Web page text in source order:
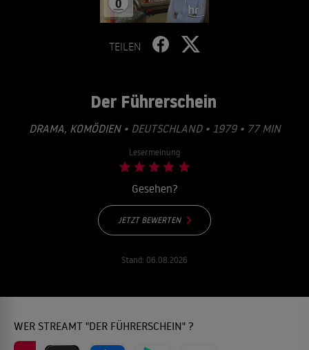
TEILEN
Der Führerschein
DRAMA, KOMÖDIEN• DEUTSCHLAND • 1979 • 77 MIN
Lesermeinung
Gesehen?
JETZT BEWERTEN
Stand: 06.08.2026
WER STREAMT "DER FÜHRERSCHEIN" ?